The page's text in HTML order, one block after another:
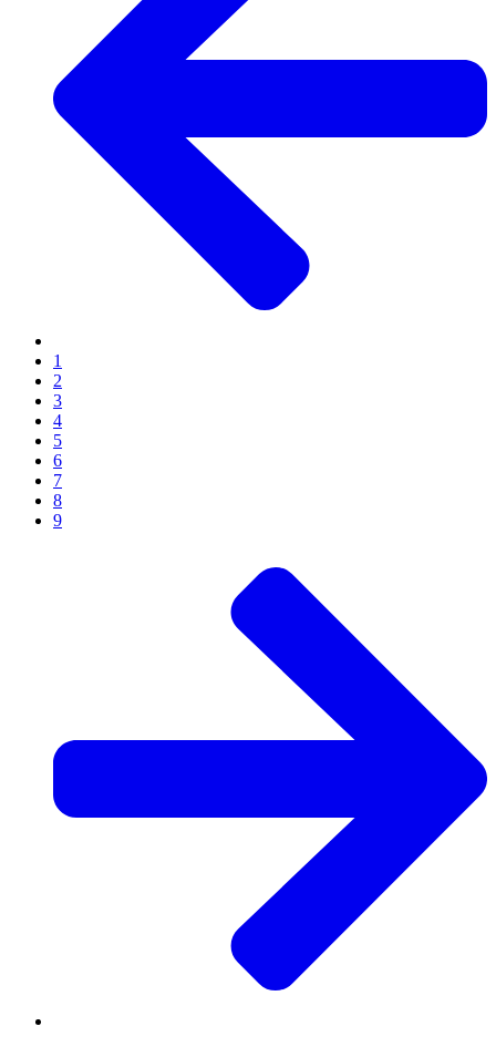
1
2
3
4
5
6
7
8
9